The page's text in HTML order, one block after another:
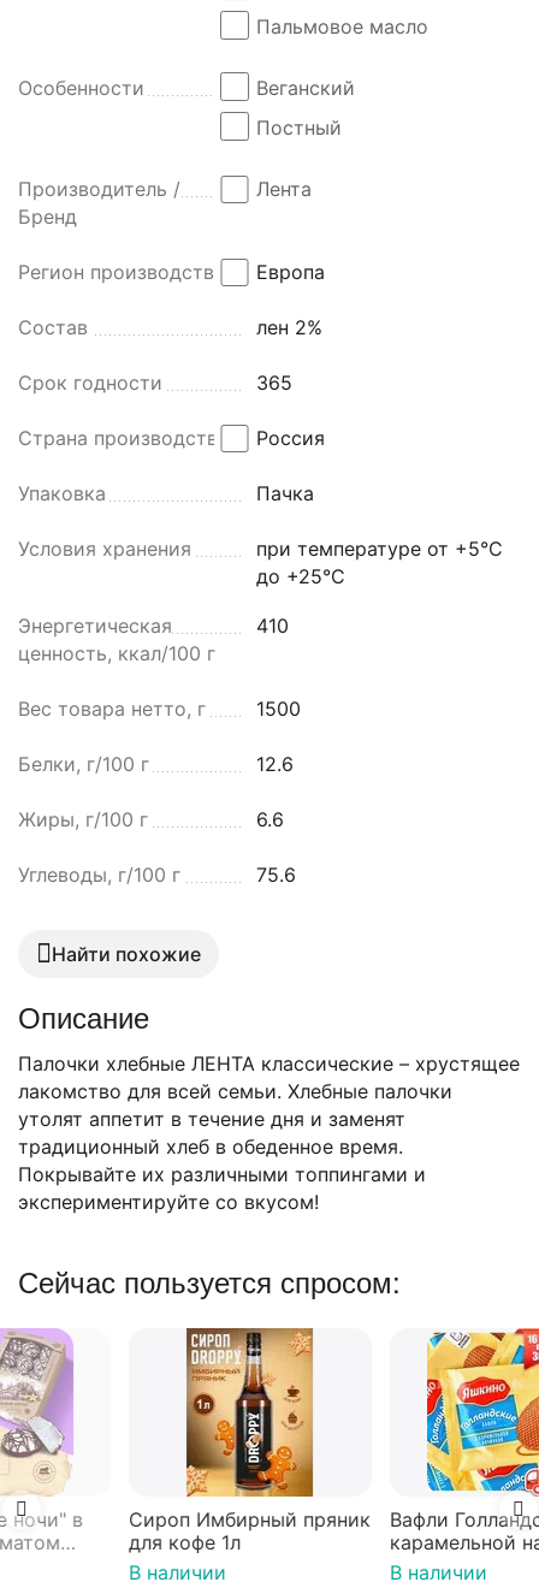
Пальмовое масло
Особенности
Веганский
Постный
Производитель /
Бренд
Лента
Регион производства Европа
Состав лен 2%
Срок годности 365
Страна производства Россия
Упаковка Пачка
Условия хранения
при температуре от +5°C
до +25°C
Энергетическая
ценность, ккал/100 г
410
Вес товара нетто, г 1500
Белки, г/100 г 12.6
Жиры, г/100 г 6.6
Углеводы, г/100 г 75.6
Найти похожие
Описание
Палочки хлебные ЛЕНТА классические – хрустящее
лакомство для всей семьи. Хлебные палочки
утолят аппетит в течение дня и заменят
традиционный хлеб в обеденное время.
Покрывайте их различными топпингами и
экспериментируйте со вкусом!
Сейчас пользуется спросом:
Сироп Имбирный пряник
для кофе 1л
Вафли Голландские с
карамельной начинкой
16 шт по 36 г ТМ Яшкино